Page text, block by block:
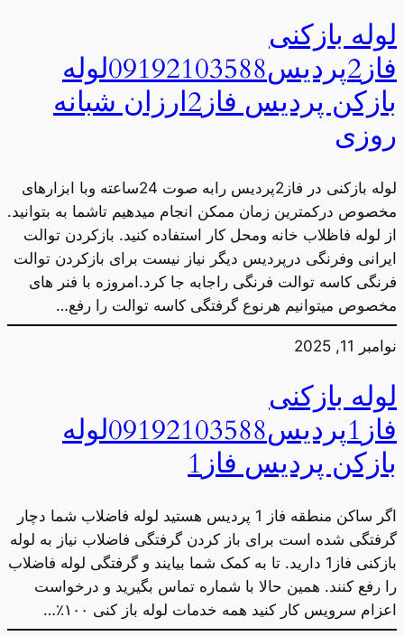
لوله بازکنی
فاز2پردیس09192103588لوله
بازکن پردیس فاز2ارزان شبانه
روزی
لوله بازکنی در فاز2پردیس رابه صوت 24ساعته وبا ابزارهای
مخصوص درکمترین زمان ممکن انجام میدهیم تاشما به بتوانید.
از لوله فاظلاب خانه ومحل کار استفاده کنید. بازکردن توالت
ایرانی وفرنگی درپردیس دیگر نیاز نیست برای بازکردن توالت
فرنگی کاسه توالت فرنگی راجابه جا کرد.امروزه با فنر های
مخصوص میتوانیم هرنوع گرفتگی کاسه توالت را رفع…
نوامبر 11, 2025
لوله بازکنی
فاز1پردیس09192103588لوله
بازکن پردیس فاز1
اگر ساکن منطقه فاز 1 پردیس هستید لوله فاضلاب شما دچار
گرفتگی شده است برای باز کردن گرفتگی فاضلاب نیاز به لوله
بازکنی فاز1 دارید. تا به کمک شما بیایند و گرفتگی لوله فاضلاب
را رفع کنند. همین حالا با شماره تماس بگیرید و درخواست
اعزام سرویس کار کنید همه خدمات لوله باز کنی ۱۰۰٪…